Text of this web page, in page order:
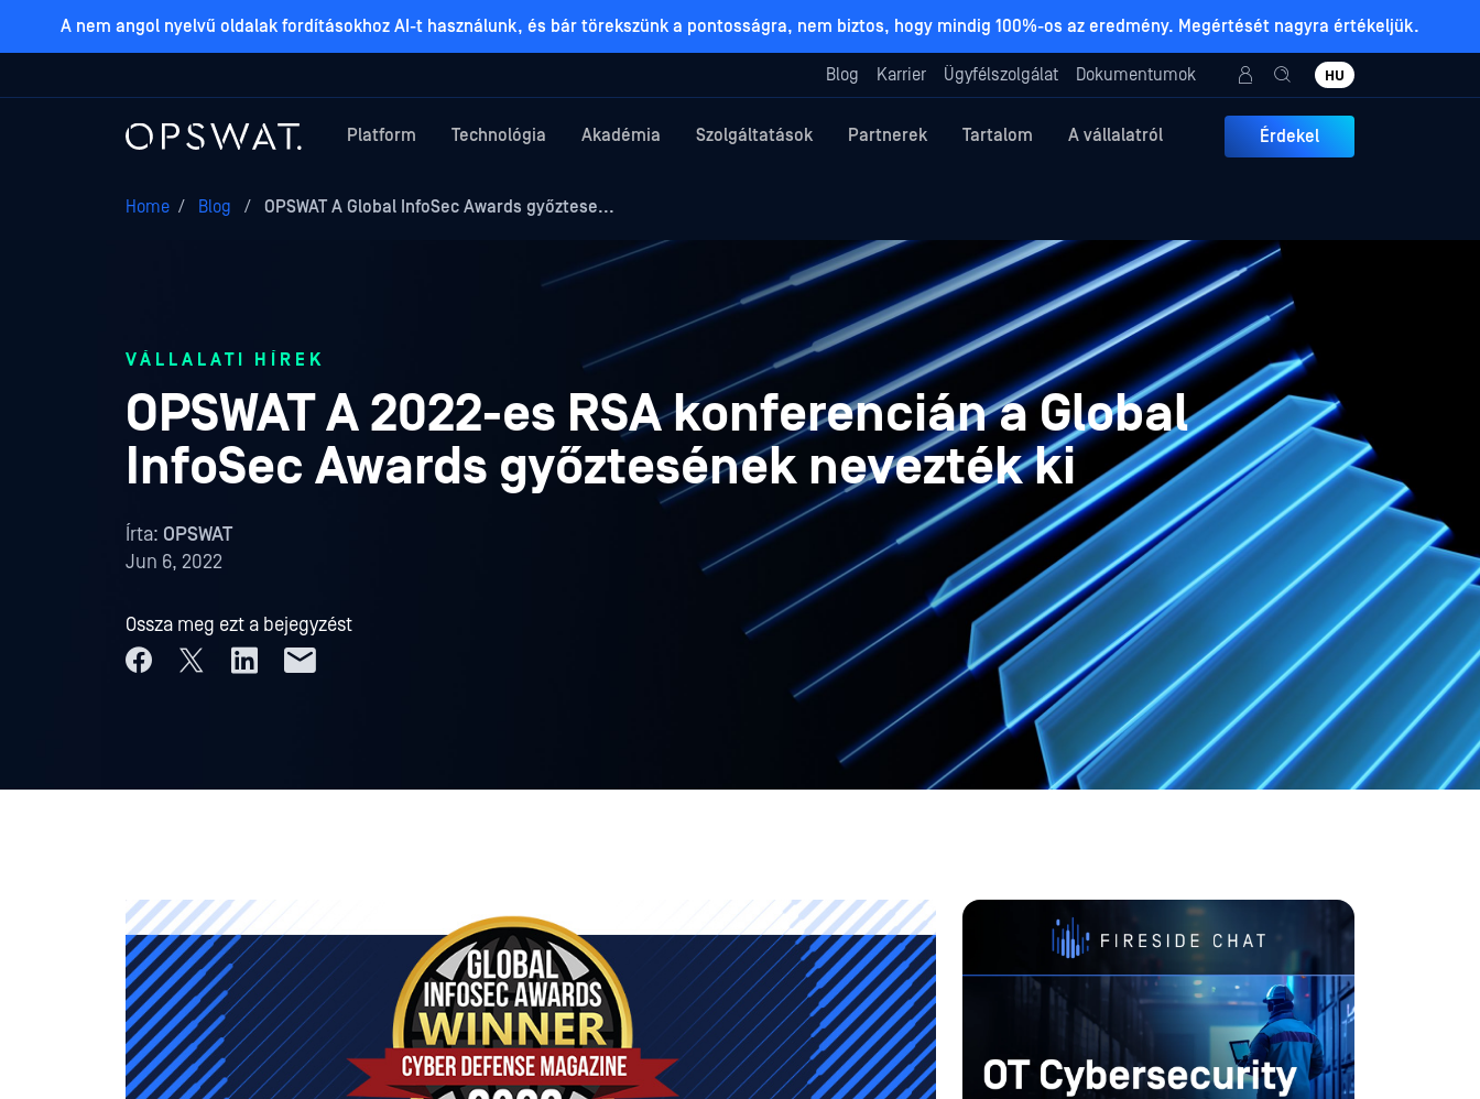
A nem angol nyelvű oldalak fordításokhoz AI-t használunk, és bár törekszünk a pontosságra, nem biztos, hogy mindig 100%-os az eredmény. Megértését nagyra értékeljük.
Blog Karrier Ügyfélszolgálat Dokumentumok HU
Platform Technológia Akadémia Szolgáltatások Partnerek Tartalom A vállalatról Érdekel
Home / Blog / OPSWAT A Global InfoSec Awards győztese...
VÁLLALATI HÍREK
OPSWAT A 2022-es RSA konferencián a Global
InfoSec Awards győztesének nevezték ki
Írta: OPSWAT
Jun 6, 2022
Ossza meg ezt a bejegyzést